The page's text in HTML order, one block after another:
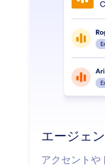
エージェ
アクセントや